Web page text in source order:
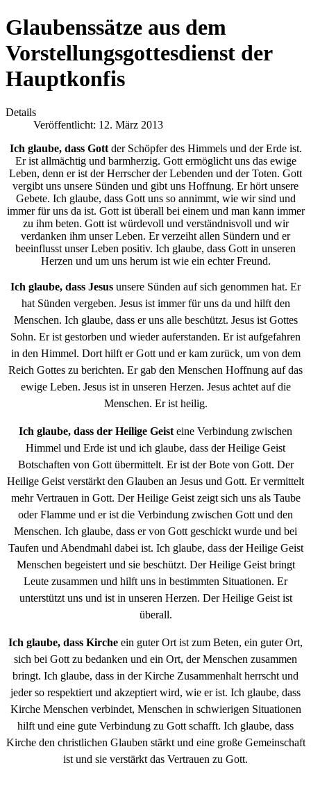
Glaubenssätze aus dem
Vorstellungsgottesdienst der
Hauptkonfis
Details
Veröffentlicht: 12. März 2013
Ich glaube, dass Gottder Schöpfer des Himmels und der Erde ist.
Er ist allmächtig und barmherzig. Gott ermöglicht uns das ewige
Leben, denn er ist der Herrscher der Lebenden und der Toten. Gott
vergibt uns unsere Sünden und gibt uns Hoffnung. Er hört unsere
Gebete. Ich glaube, dass Gott uns so annimmt, wie wir sind und
immer für uns da ist. Gott ist überall bei einem und man kann immer
zu ihm beten. Gott ist würdevoll und verständnisvoll und wir
verdanken ihm unser Leben. Er verzeiht allen Sündern und er
beeinflusst unser Leben positiv. Ich glaube, dass Gott in unseren
Herzen und um uns herum ist wie ein echter Freund.
Ich glaube, dass Jesus unsere Sünden auf sich genommen hat. Er
hat Sünden vergeben. Jesus ist immer für uns da und hilft den
Menschen. Ich glaube, dass er uns alle beschützt. Jesus ist Gottes
Sohn. Er ist gestorben und wieder auferstanden. Er ist aufgefahren
in den Himmel. Dort hilft er Gott und er kam zurück, um von dem
Reich Gottes zu berichten. Er gab den Menschen Hoffnung auf das
ewige Leben. Jesus ist in unseren Herzen. Jesus achtet auf die
Menschen. Er ist heilig.
Ich glaube, dass der Heilige Geist eine Verbindung zwischen
Himmel und Erde ist und ich glaube, dass der Heilige Geist
Botschaften von Gott übermittelt. Er ist der Bote von Gott. Der
Heilige Geist verstärkt den Glauben an Jesus und Gott. Er vermittelt
mehr Vertrauen in Gott. Der Heilige Geist zeigt sich uns als Taube
oder Flamme und er ist die Verbindung zwischen Gott und den
Menschen. Ich glaube, dass er von Gott geschickt wurde und bei
Taufen und Abendmahl dabei ist. Ich glaube, dass der Heilige Geist
Menschen begeistert und sie beschützt. Der Heilige Geist bringt
Leute zusammen und hilft uns in bestimmten Situationen. Er
unterstützt uns und ist in unseren Herzen. Der Heilige Geist ist
überall.
Ich glaube, dass Kirche ein guter Ort ist zum Beten, ein guter Ort,
sich bei Gott zu bedanken und ein Ort, der Menschen zusammen
bringt. Ich glaube, dass in der Kirche Zusammenhalt herrscht und
jeder so respektiert und akzeptiert wird, wie er ist. Ich glaube, dass
Kirche Menschen verbindet, Menschen in schwierigen Situationen
hilft und eine gute Verbindung zu Gott schafft. Ich glaube, dass
Kirche den christlichen Glauben stärkt und eine große Gemeinschaft
ist und sie verstärkt das Vertrauen zu Gott.